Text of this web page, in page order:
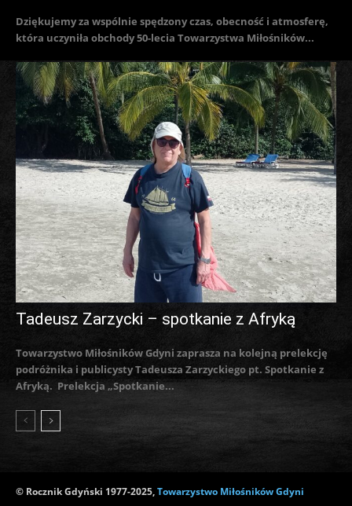
Dziękujemy za wspólnie spędzony czas, obecność i atmosferę,
która uczyniła obchody 50-lecia Towarzystwa Miłośników...
Tadeusz Zarzycki – spotkanie z Afryką
Towarzystwo Miłośników Gdyni zaprasza na kolejną prelekcję
podróżnika i publicysty Tadeusza Zarzyckiego pt. Spotkanie z
Afryką. Prelekcja „Spotkanie...
© Rocznik Gdyński 1977-2025,Towarzystwo Miłośników Gdyni